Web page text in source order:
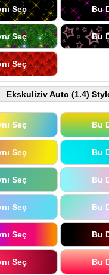
Seç Bu
Seç Bu
Seç
Ekskuliziv Auto (1.4)
Seç Bu
Seç Bu
Seç Bu
Seç Bu
Seç Bu
Seç Bu